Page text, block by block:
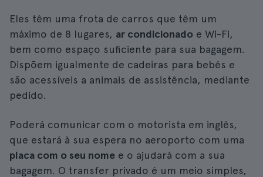
Eles têm uma frota de carros que têm um
máximo de 8 lugares, ar condicionado e Wi-Fi,
bem como espaço suficiente para sua bagagem.
Dispõem igualmente de cadeiras para bebés e
são acessíveis a animais de assistência, mediante
pedido.
Poderá comunicar com o motorista em inglês,
que estará à sua espera no aeroporto com uma
placa com o seu nome e o ajudará com a sua
bagagem. O transfer privado é um meio simples,